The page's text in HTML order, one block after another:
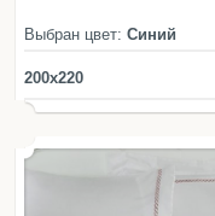
Alley Antique Breeze
Chevron
Hampton
Portofino
Toscana
Выбран цвет: Синий
200x220